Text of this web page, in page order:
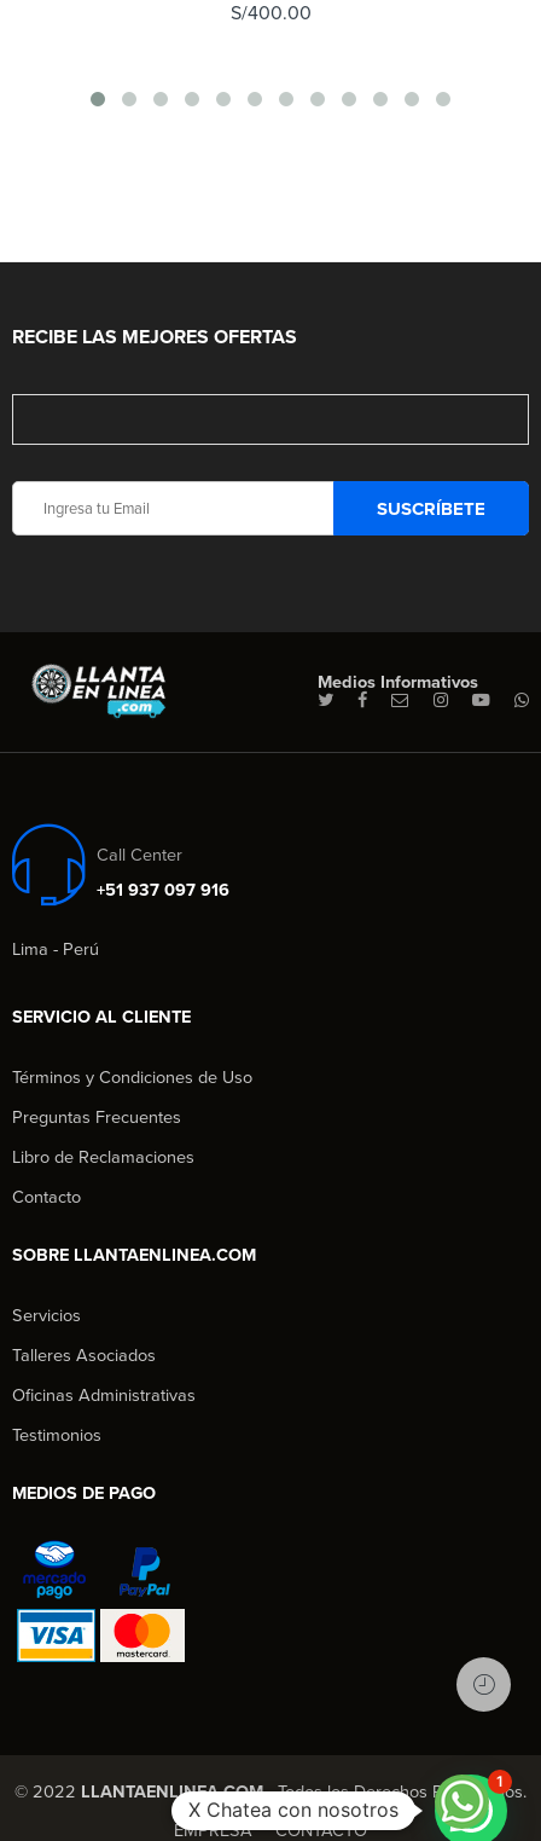
S/400.00
RECIBE LAS MEJORES OFERTAS
Medios Informativos
Call Center
+51 937 097 916
Lima - Perú
SERVICIO AL CLIENTE
Términos y Condiciones de Uso
Preguntas Frecuentes
Libro de Reclamaciones
Contacto
SOBRE LLANTAENLINEA.COM
Servicios
Talleres Asociados
Oficinas Administrativas
Testimonios
MEDIOS DE PAGO
© 2022 LLANTAENLINEA.COM- Todos los Derechos Reservados.
EMPRESA
CONTACTO
X Chatea con nosotros
1